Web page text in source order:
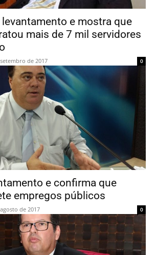
e mostra que
mais de 7 mil servidores
de 2017 0
e confirma que
empregos públicos
de 2017 0